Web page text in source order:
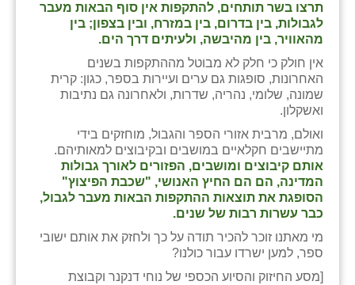
תרצו בשר תותחים, להתקפות אין סוף הבאות מעבר
לגבולות, בין בדרום, בין במזרח, ובין בצפון; בין
מהאוויר, בין מהיבשה, ולעיתים דרך הים.
אין חולק כי חלק לא מבוטל מההתקפות בשנים
האחרונות, סופגות גם ערים ועיירות בספר, כגון: קרית
שמונה, שלומי, נהריה, שדרות, ולאחרונה גם נתיבות
ואשקלון.
ואולם, מרבית אזורי הספר והגבול, מוחזקים בידי
מתיישבים חקלאיים במושבים ובקיבוצים למאותיהם.
אותם קיבוצים ומושבים, הפזורים לאורך גבולות
המדינה, הם הם החיץ האנושי, "שכבת הפיצוץ"
הסופגת את תוצאות ההתקפות הבאות מעבר לגבול,
כבר עשרות רבות של שנים.
מי מאתנו זוכר להכיר תודה על כך ולחזק את אותם ישובי
ספר, למען ישרדו עבור כולנו?
[מסע החיזוק והסיוע הכספי של נוחי דנקנר וקבוצת